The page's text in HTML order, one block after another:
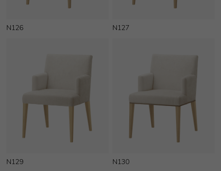
N126 N127
N129 N130